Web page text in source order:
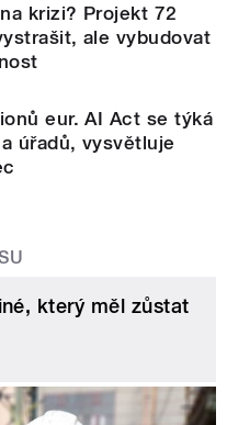
krizi? Projekt 72
ale vybudovat
eur. AI Act se týká
úřadů, vysvětluje
který měl zůstat